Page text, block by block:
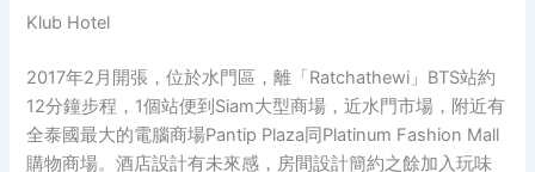
Klub Hotel
2017年2月開張，位於水門區，離「Ratchathewi」BTS站約
12分鐘步程，1個站便到Siam大型商場，近水門市場，附近有
全泰國最大的電腦商場Pantip Plaza同Platinum Fashion Mall
購物商場。酒店設計有未來感，房間設計簡約之餘加入玩味